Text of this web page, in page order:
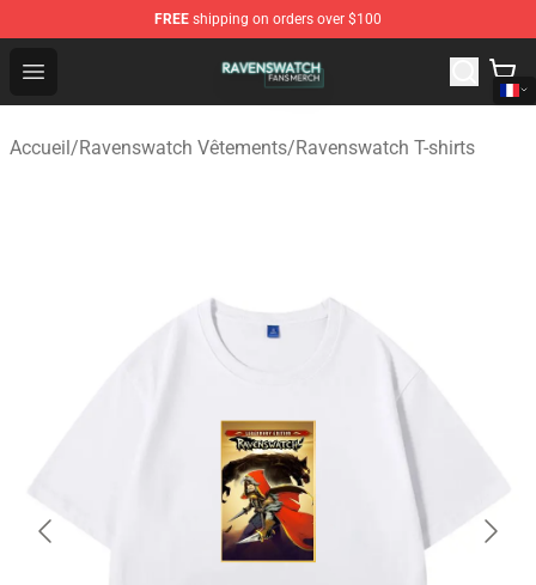
FREE shipping on orders over $100
Open menu
Ravenswatch Shop - Official Ravenswatch Merchandise
Accueil/Ravenswatch Vêtements/Ravenswatch T-shirts